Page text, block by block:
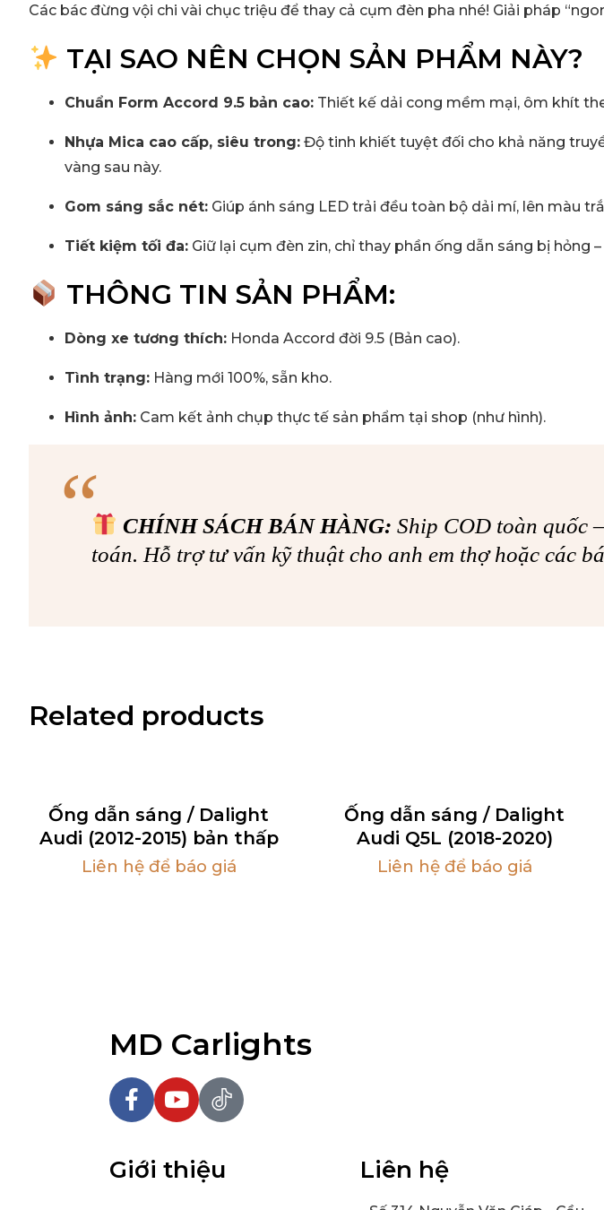
Các bác đừng vội chi vài chục triệu để thay cả cụm đèn pha nhé! Giải pháp
TẠI SAO NÊN CHỌN SẢN PHẨM NÀY?
Chuẩn Form Accord 9.5 bản cao: Thiết kế dải cong mềm mại, ôm khít
Nhựa Mica cao cấp, siêu trong: Độ tinh khiết tuyệt đối cho khả năng
vàng sau này.
Gom sáng sắc nét: Giúp ánh sáng LED trải đều toàn bộ dải mí, lên màu
Tiết kiệm tối đa: Giữ lại cụm đèn zin, chỉ thay phần ống dẫn sáng bị hỏng
THÔNG TIN SẢN PHẨM:
Dòng xe tương thích: Honda Accord đời 9.5 (Bản cao).
Tình trạng: Hàng mới 100%, sẵn kho.
Hình ảnh: Cam kết ảnh chụp thực tế sản phẩm tại shop (như hình).
CHÍNH SÁCH BÁN HÀNG: Ship COD toàn quốc
toán. Hỗ trợ tư vấn kỹ thuật cho anh em thợ hoặc các
Related products
Ống dẫn sáng / Dalight
Audi (2012-2015) bản thấp
Liên hệ để báo giá
Ống dẫn sáng / Dalight
Audi Q5L (2018-2020)
Liên hệ để báo giá
MD Carlights
Giới thiệu Liên hệ